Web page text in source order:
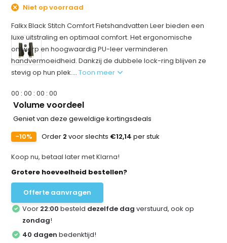
Niet op voorraad
Falkx Black Stitch Comfort Fietshandvatten Leer bieden een
luxe uitstraling en optimaal comfort. Het ergonomische
ontwerp en hoogwaardig PU-leer verminderen
handvermoeidheid. Dankzij de dubbele lock-ring blijven ze
stevig op hun plek....Toon meer
00 :00 :00 :00
Volume voordeel
Geniet van deze geweldige kortingsdeals
-10%
Order 2 voor slechts €12,14 per stuk
Koop nu, betaal later met Klarna!
Grotere hoeveelheid bestellen?
Offerte aanvragen
Voor 22:00 besteld dezelfde dag verstuurd, ook op
zondag!
40 dagen bedenktijd!